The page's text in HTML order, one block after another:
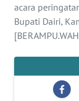
acara
Bupati Dairi,
INFO
IKLAN
PEDOMAN